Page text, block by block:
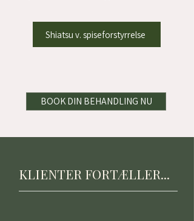
Shiatsu v. spiseforstyrrelse
BOOK DIN BEHANDLING NU
KLIENTER FORTÆLLER...